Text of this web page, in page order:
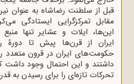
قبل از سلطنت رضاشاه به ‌عنوان
مقابل تمرکزگرایی ایستادگی
این‌ها، ایلات و عشایر تنها
ایران از قرن‌ها پیش تا دورۀ
حکومت‌های ایران در قرون متعدد
داشتند و این احتمال وجود داشت
تحرکات تازه‌ای را برای رسیدن به